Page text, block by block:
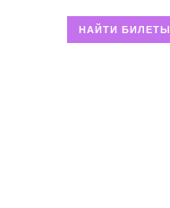
НАЙТИ БИЛЕТЫ